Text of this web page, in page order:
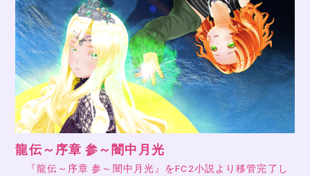
龍伝～序章 参～闇中月光
『龍伝～序章 参～闇中月光』をFC2小説より移管完了し